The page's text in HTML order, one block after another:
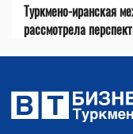
Туркмено-иранская
рассмотрела